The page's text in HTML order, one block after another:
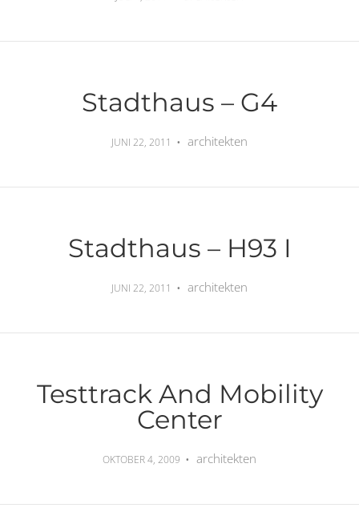
Stadthaus – G4
JUNI 22, 2011 architekten
Stadthaus – H93 I
JUNI 22, 2011 architekten
Testtrack And Mobility
Center
OKTOBER 4, 2009 architekten